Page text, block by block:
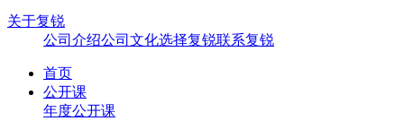
关于复锐
公司介绍公司文化选择复锐联系复锐
首页
公开课
年度公开课